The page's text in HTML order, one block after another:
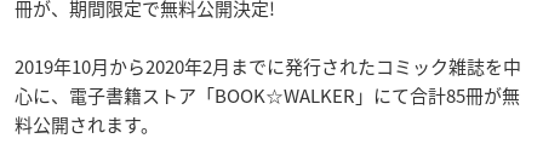
冊が、期間限定で無料公開決定!
2019年10月から2020年2月までに発行されたコミック雑誌を中
心に、電子書籍ストア「BOOK☆WALKER」にて合計85冊が無
料公開されます。